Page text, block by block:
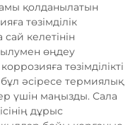
қолданылатын
төзімділік
келетінін
өңдеу
төзімділікті
әсіресе термиялық
үшін маңызды. Сала
дұрыс